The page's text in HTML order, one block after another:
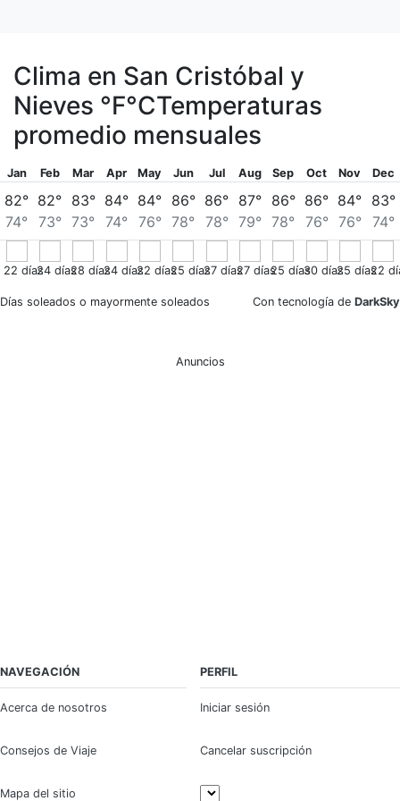
Clima en San Cristóbal y
Nieves °F°CTemperaturas
promedio mensuales
Jan
82°
74°
22 días
Feb
82°
73°
24 días
Mar
83°
73°
28 días
Apr
84°
74°
24días
May
84°
76°
22 días
Jun
86°
78°
25 días
Jul
86°
78°
27días
Aug
87°
79°
27 días
Sep
86°
78°
25 días
Oct
86°
76°
30días
Nov
84°
76°
25 días
Dec
83°
74°
22
Días soleados o mayormente soleados Con tecnología de DarkSky
Anuncios
NAVEGACIÓN
Acerca de nosotros
Consejos de Viaje
Mapa del sitio
PERFIL
Iniciar sesión
Cancelar suscripción